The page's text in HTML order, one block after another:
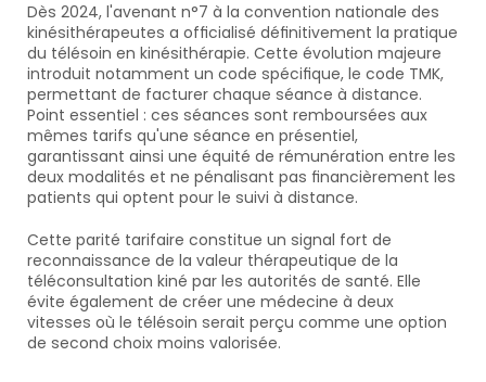
Dès 2024, l'avenant n°7 à la convention nationale des
kinésithérapeutes a officialisé définitivement la pratique
du télésoin en kinésithérapie. Cette évolution majeure
introduit notamment un code spécifique, le code TMK,
permettant de facturer chaque séance à distance.
Point essentiel : ces séances sont remboursées aux
mêmes tarifs qu'une séance en présentiel,
garantissant ainsi une équité de rémunération entre les
deux modalités et ne pénalisant pas financièrement les
patients qui optent pour le suivi à distance.
Cette parité tarifaire constitue un signal fort de
reconnaissance de la valeur thérapeutique de la
téléconsultation kiné par les autorités de santé. Elle
évite également de créer une médecine à deux
vitesses où le télésoin serait perçu comme une option
de second choix moins valorisée.